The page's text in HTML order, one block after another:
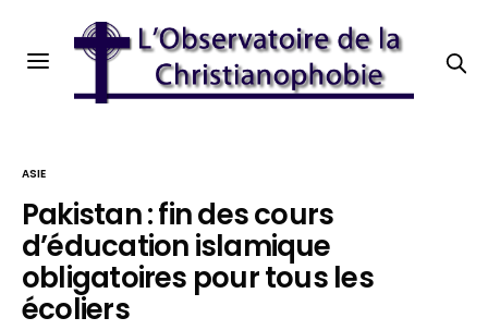
ASIE
Pakistan : fin des cours
d’éducation islamique
obligatoires pour tous les
écoliers